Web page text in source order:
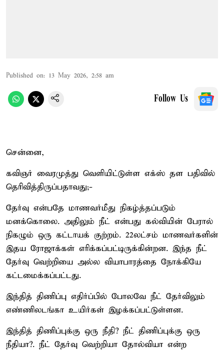
Published on: 13 May 2026, 2:58 am
Follow Us
சென்னை,
கவிஞர் வைரமுத்து வெளியிட்டுள்ள எக்ஸ் தள பதிவில்
தெரிவித்திருப்பதாவது;-
தேர்வு என்பதே மாணவர்மீது நிகழ்த்தப்படும்
மனக்கொலை. அதிலும் நீட் என்பது கல்வியின் பேரால்
நிகழும் ஒரு கட்டாயக் குற்றம். 22லட்சம் மாணவர்களின்
இதய ரோஜாக்கள் எரிக்கப்பட்டிருக்கின்றன. இந்த நீட்
தேர்வு வெற்றியை அல்ல வியாபாரத்தை நோக்கியே
கட்டமைக்கப்பட்டது.
இந்தித் திணிப்பு எதிர்ப்பில் போலவே நீட் தேர்விலும்
எண்ணிலடங்கா உயிர்கள் இழக்கப்பட்டுள்ளன.
இந்தித் திணிப்புக்கு ஒரு நீதி? நீட் திணிப்புக்கு ஒரு
நீதியா?. நீட் தேர்வு வெற்றியா தோல்வியா என்ற